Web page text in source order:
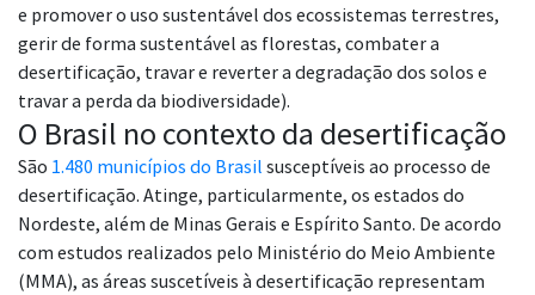
e promover o uso sustentável dos ecossistemas terrestres,
gerir de forma sustentável as florestas, combater a
desertificação, travar e reverter a degradação dos solos e
travar a perda da biodiversidade).
O Brasil no contexto da desertificação
São 1.480 municípios do Brasil susceptíveis ao processo de
desertificação. Atinge, particularmente, os estados do
Nordeste, além de Minas Gerais e Espírito Santo. De acordo
com estudos realizados pelo Ministério do Meio Ambiente
(MMA), as áreas suscetíveis à desertificação representam